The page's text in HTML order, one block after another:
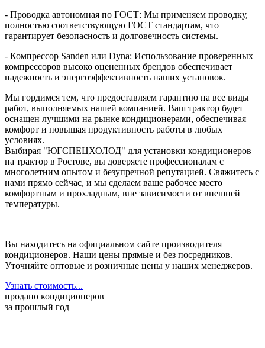
- Проводка автономная по ГОСТ: Мы применяем проводку,
полностью соответствующую ГОСТ стандартам, что
гарантирует безопасность и долговечность системы.
- Компрессор Sanden или Dyna: Использование проверенных
компрессоров высоко оцененных брендов обеспечивает
надежность и энергоэффективность наших установок.
Мы гордимся тем, что предоставляем гарантию на все виды
работ, выполняемых нашей компанией. Ваш трактор будет
оснащен лучшими на рынке кондиционерами, обеспечивая
комфорт и повышая продуктивность работы в любых
условиях.
Выбирая "ЮГСПЕЦХОЛОД" для установки кондиционеров
на трактор в Ростове, вы доверяете профессионалам с
многолетним опытом и безупречной репутацией. Свяжитесь с
нами прямо сейчас, и мы сделаем ваше рабочее место
комфортным и прохладным, вне зависимости от внешней
температуры.
Вы находитесь на официальном сайте производителя
кондиционеров. Наши цены прямые и без посредников.
Уточняйте оптовые и розничные цены у наших менеджеров.
Узнать стоимость...
продано кондиционеров
за прошлый год